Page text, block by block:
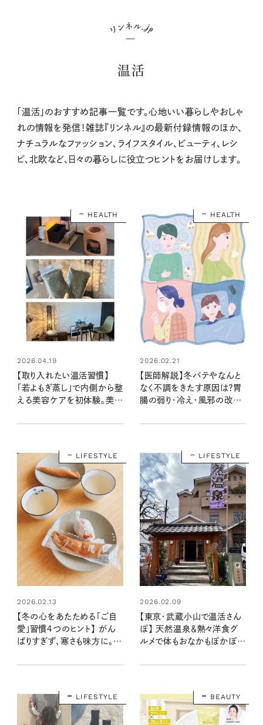
温活
「温活」のおすすめ記事一覧です。心地いい暮らしやおしゃ
れの情報を発信！雑誌『リンネル』の最新付録情報のほか、
ナチュラルなファッション、ライフスタイル、ビューティ、レシ
ピ、北欧など、日々の暮らしに役立つヒントをお届けします。
HEALTH
2026.04.19
【取り入れたい温活習慣】
「若よもぎ蒸し」で内側から整
える美容ケアを初体験。美肌
HEALTH
2026.02.21
【医師解説】冬バテやなんと
なく不調をきたす原因は？胃
腸の弱り・冷え・風邪の改善
すすめグッズや簡単温活法
LIFESTYLE
2026.02.13
【冬の心をあたためる「ご自
愛」習慣４つのヒント】 がん
ばりすぎず、寒さも味方に。わ
LIFESTYLE
2026.02.09
【東京・武蔵小山で温活さん
ぽ】 天然温泉＆熱々洋食グ
ルメで体もおなかもぽかぽか
LIFESTYLE BEAUTY